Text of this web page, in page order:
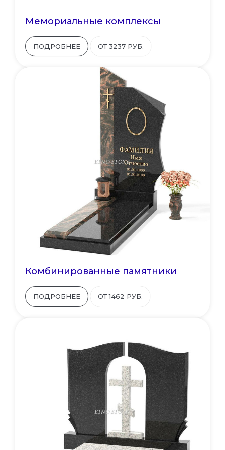
Мемориальные комплексы
ПОДРОБНЕЕ ОТ 3237 РУБ.
Комбинированные памятники
ПОДРОБНЕЕ ОТ 1462 РУБ.